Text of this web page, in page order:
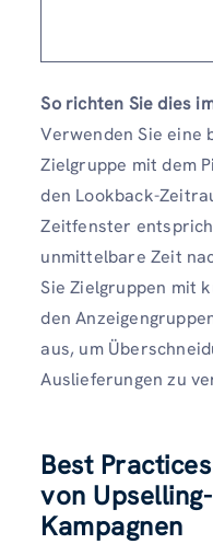
So richten Sie dies
Verwenden Sie
Zielgruppe mit dem
den Lookback-
Zeitfenster
unmittelbare Zeit
Sie Zielgruppen mit
den
aus, um
Auslieferungen zu
Best
von
Kampagnen